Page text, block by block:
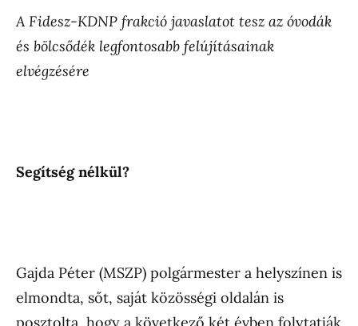
A Fidesz-KDNP frakció javaslatot tesz az óvodák
és bölcsődék legfontosabb felújításainak
elvégzésére
Segítség nélkül?
Gajda Péter (MSZP) polgármester a helyszínen is
elmondta, sőt, saját közösségi oldalán is